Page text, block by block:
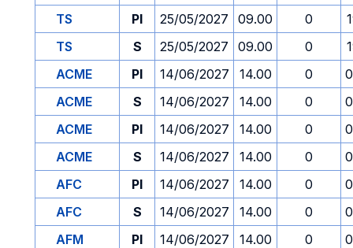
TS
PI 25/05/2027 09.00 0
TS
S 25/05/2027 09.00 0
ACME
PI 14/06/2027 14.00 0
ACME
S 14/06/2027 14.00 0
ACME
PI 14/06/2027 14.00 0
ACME
S 14/06/2027 14.00 0
AFC
PI 14/06/2027 14.00 0
AFC
S 14/06/2027 14.00 0
AFM
PI 14/06/2027 14.00 0